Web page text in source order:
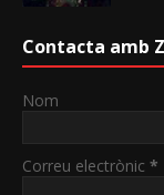
Contacta amb
Nom
Correu electrònic *